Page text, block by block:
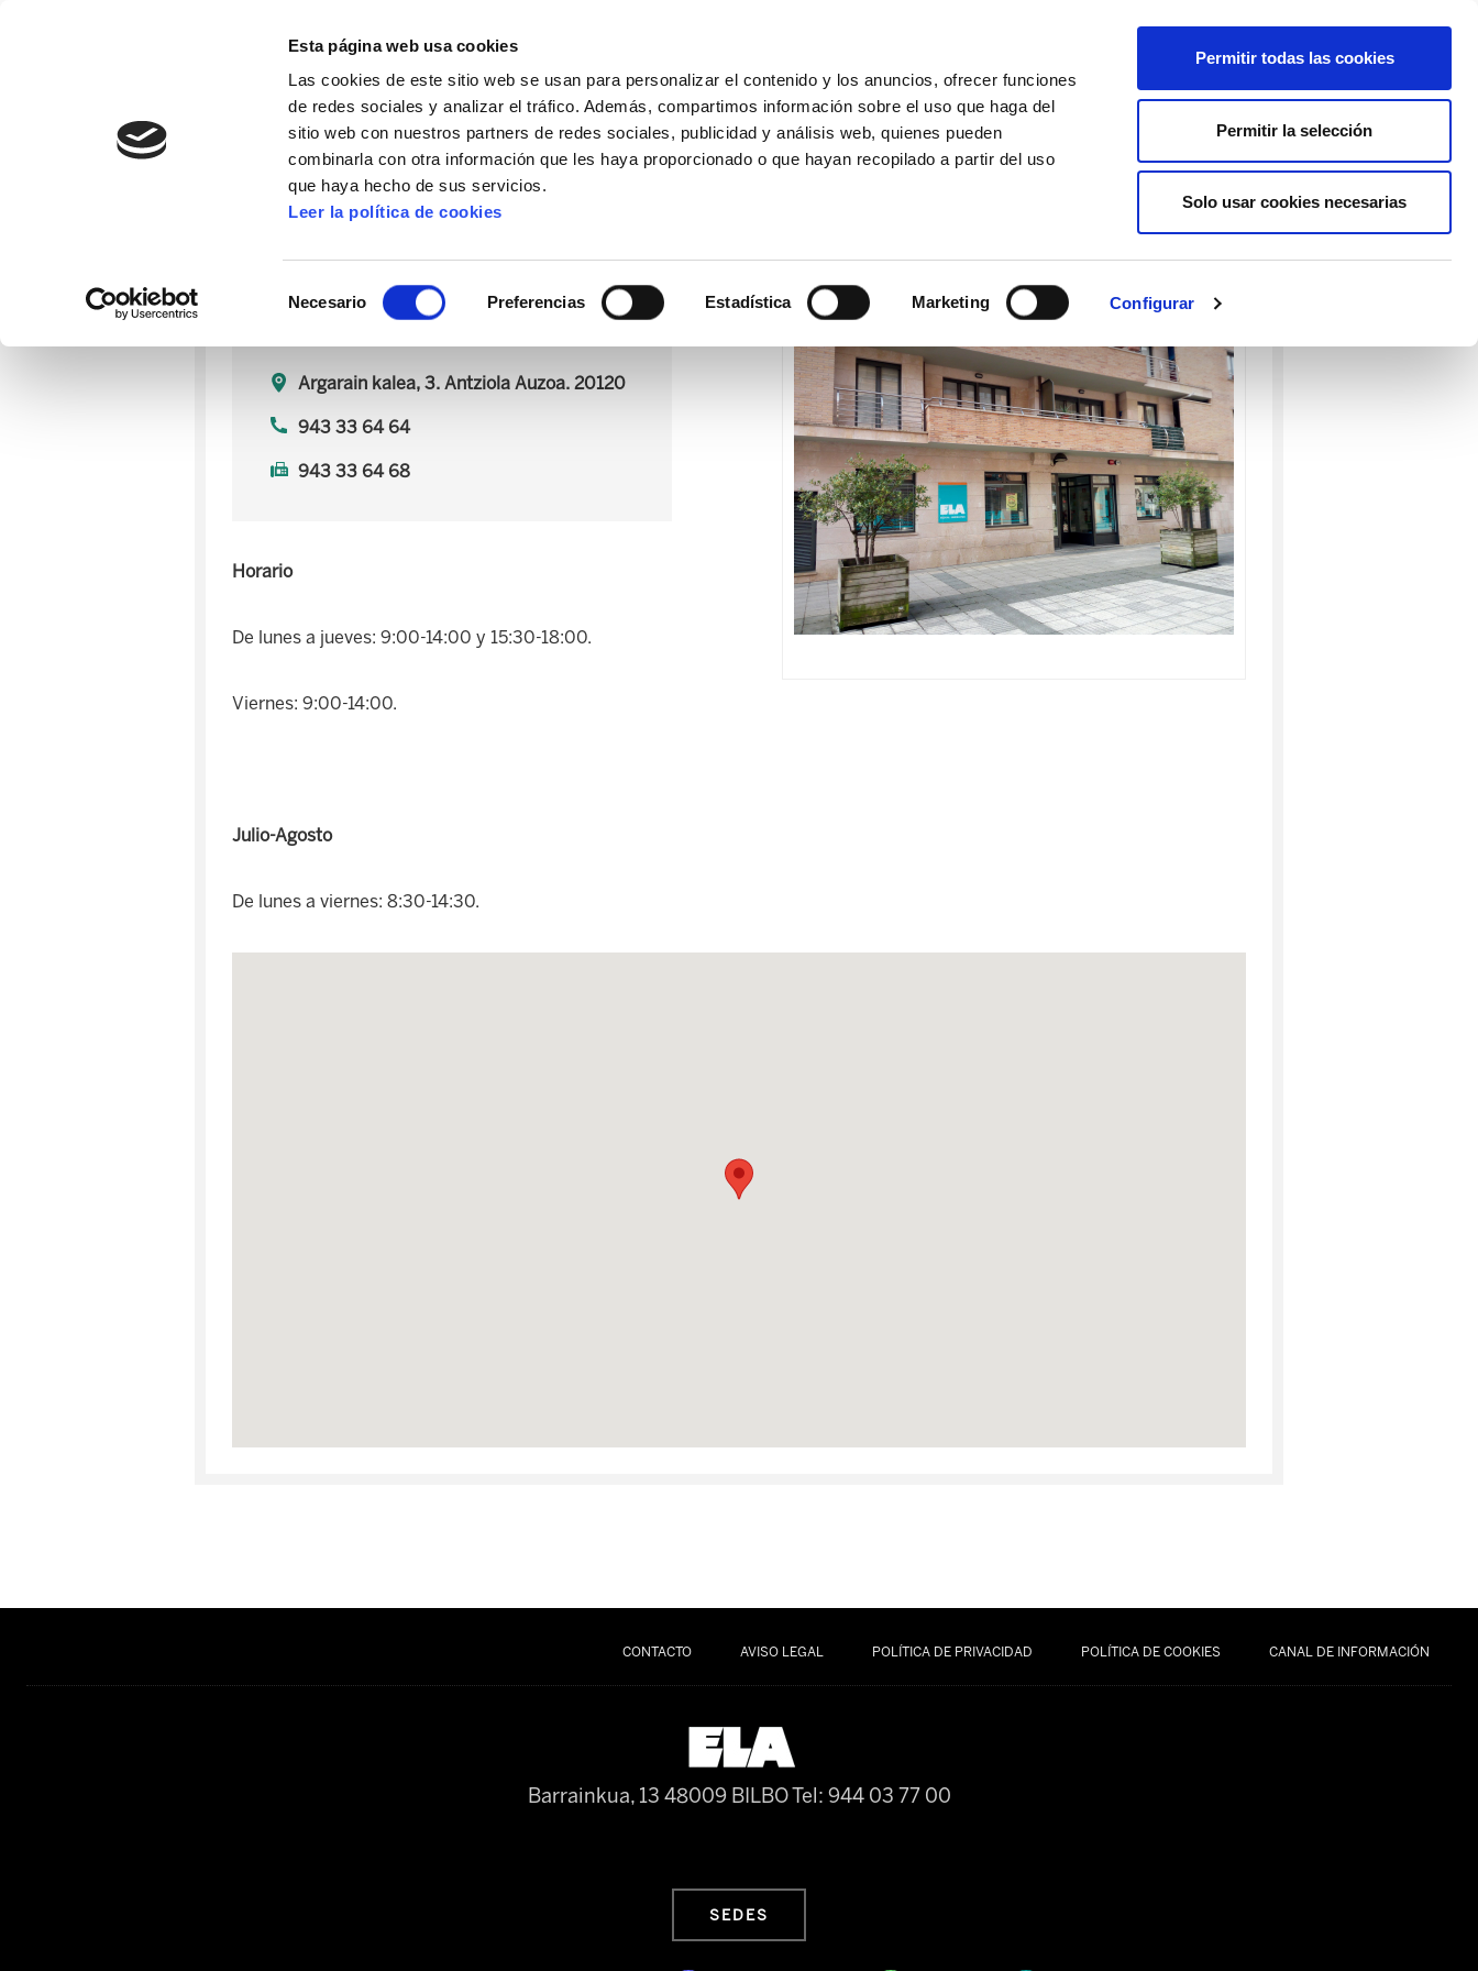
Esta página web usa cookies
Las cookies de este sitio web se usan para personalizar el contenido y los anuncios, ofrecer funciones
de redes sociales y analizar el tráfico. Además, compartimos información sobre el uso que haga del
sitio web con nuestros partners de redes sociales, publicidad y análisis web, quienes pueden
combinarla con otra información que les haya proporcionado o que hayan recopilado a partir del uso
que haya hecho de sus servicios.
Leer la política de cookies
Necesario Preferencias Estadística Marketing Configurar
Permitir todas las cookies
Permitir la selección
Solo usar cookies necesarias
AFÍLIATE
MANU ROBLES-ARANGIZ FUNDAZIOA BIDELAGUN FUNDAZIOA
Hernani
Argarain kalea, 3. Antziola Auzoa. 20120
943 33 64 64
943 33 64 68
Horario
De lunes a jueves: 9:00-14:00 y 15:30-18:00.
Viernes: 9:00-14:00.
Julio-Agosto
De lunes a viernes: 8:30-14:30.
CONTACTO AVISO LEGAL POLÍTICA DE PRIVACIDAD POLÍTICA DE COOKIES CANAL DE INFORMACIÓN
Barrainkua, 13 48009 BILBOTel: 944 03 77 00
SEDES